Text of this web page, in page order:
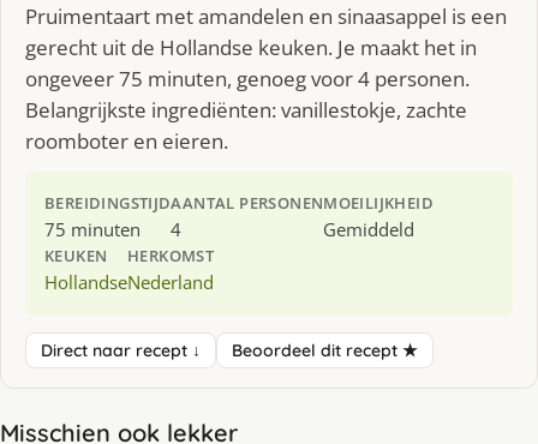
Pruimentaart met amandelen en sinaasappel is een
gerecht uit de Hollandse keuken. Je maakt het in
ongeveer 75 minuten, genoeg voor 4 personen.
Belangrijkste ingrediënten: vanillestokje, zachte
roomboter en eieren.
BEREIDINGSTIJD
75 minuten
AANTAL PERSONEN
4
MOEILIJKHEID
Gemiddeld
KEUKEN
Hollandse
HERKOMST
Nederland
Direct naar recept ↓ Beoordeel dit recept ★
Misschien ook lekker